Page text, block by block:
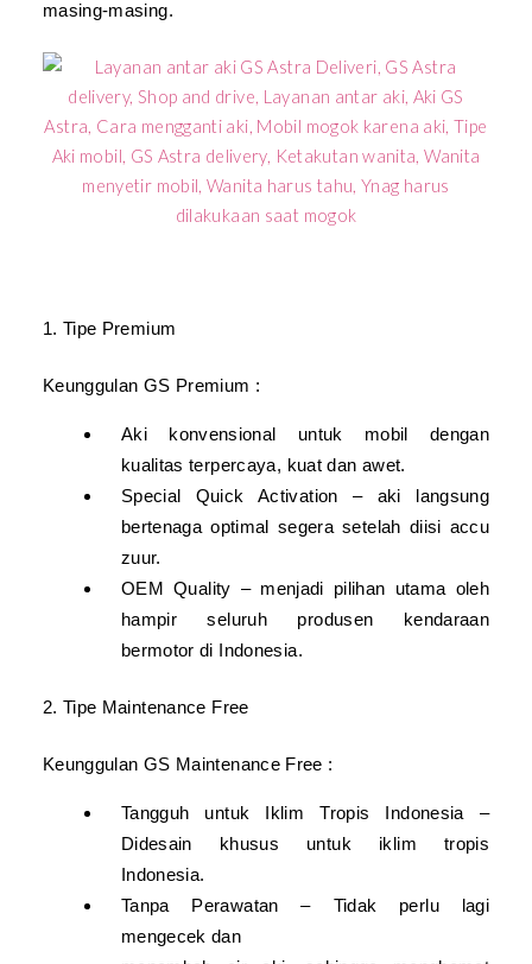
masing-masing.
1. Tipe Premium
Keunggulan GS Premium :
Aki konvensional untuk mobil dengan
kualitas terpercaya, kuat dan awet.
Special Quick Activation – aki langsung
bertenaga optimal segera setelah diisi accu
zuur.
OEM Quality – menjadi pilihan utama oleh
hampir seluruh produsen kendaraan
bermotor di Indonesia.
2. Tipe Maintenance Free
Keunggulan GS Maintenance Free :
Tangguh untuk Iklim Tropis Indonesia –
Didesain khusus untuk iklim tropis
Indonesia.
Tanpa Perawatan – Tidak perlu lagi
mengecek dan